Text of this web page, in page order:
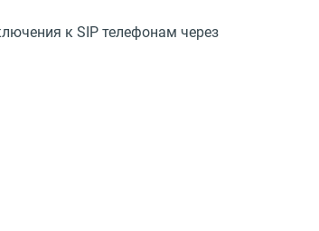
к SIP телефонам через